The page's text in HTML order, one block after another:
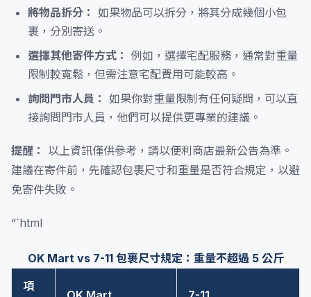
將物品拆分： 如果物品可以拆分，將其分成幾個小包
裹，分別寄送。
選擇其他寄件方式： 例如，選擇宅配服務，通常對重量
限制較寬鬆，但需注意宅配費用可能較高。
詢問門市人員： 如果你對重量限制有任何疑問，可以直
接詢問門市人員，他們可以提供更專業的建議。
提醒：
以上資訊僅供參考，請以便利商店最新公告為準。
建議在寄件前，先確認包裹尺寸和重量是否符合規定，以避
免寄件失敗。
“`html
OK Mart vs 7-11 包裹尺寸規定：重量不超過 5 公斤
項